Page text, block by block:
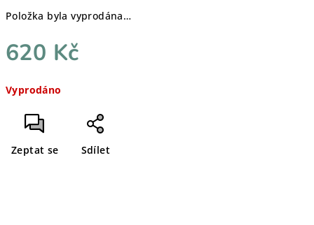
Položka byla vyprodána…
620 Kč
cena:
Vyprodáno
Zeptat se Sdílet